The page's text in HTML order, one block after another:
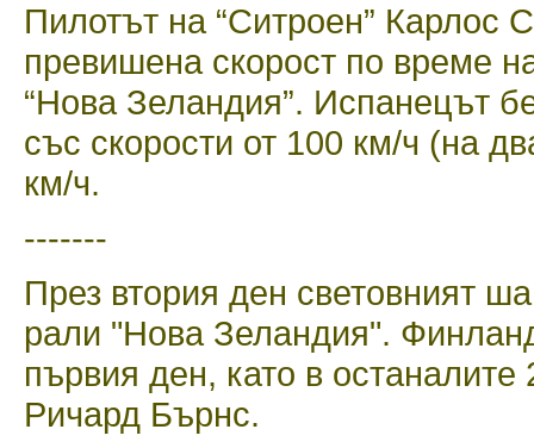
Пилотът на “Ситроен” Карлос
превишена скорост по време
“Нова Зеландия”. Испанецът
със скорости от 100 км/ч (на
км/ч.
-------
През втория ден световният
рали "Нова Зеландия".
първия ден, като в
Ричард Бърнс.